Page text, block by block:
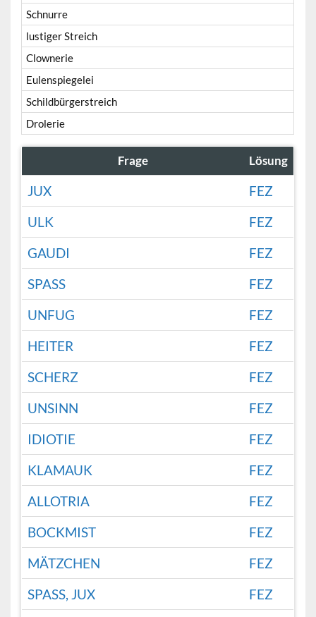
Schnurre
lustiger Streich
Clownerie
Eulenspiegelei
Schildbürgerstreich
Drolerie
Frage Lösung
JUX
FEZ
ULK
FEZ
GAUDI
FEZ
SPASS
FEZ
UNFUG
FEZ
HEITER
FEZ
SCHERZ
FEZ
UNSINN
FEZ
IDIOTIE
FEZ
KLAMAUK
FEZ
ALLOTRIA
FEZ
BOCKMIST
FEZ
MÄTZCHEN
FEZ
SPASS, JUX
FEZ